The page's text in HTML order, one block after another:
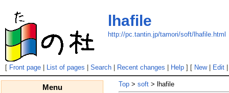
lhafile
http://pc.tantin.jp/tamori/soft/lhafile.html
[ Front page| List of pages Search| Recent changes Help] [ New| Edit
Menu Top > soft > lhafile